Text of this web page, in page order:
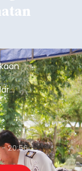
asal
di